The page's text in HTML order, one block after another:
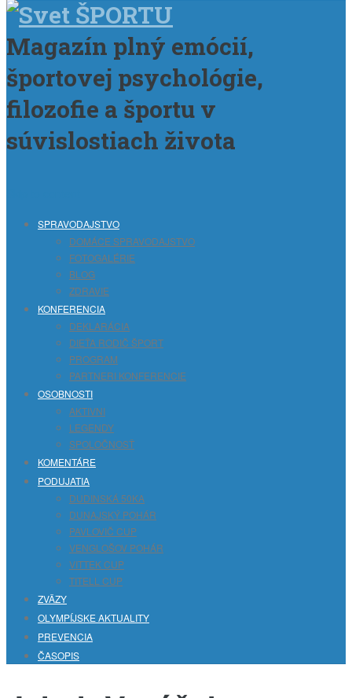
Magazín plný emócií,
športovej psychológie,
filozofie a športu v
súvislostiach života
SPRAVODAJSTVO
DOMÁCE SPRAVODAJSTVO
FOTOGALÉRIE
BLOG
ZDRAVIE
KONFERENCIA
DEKLARÁCIA
DIEŤA RODIČ ŠPORT
PROGRAM
PARTNERI KONFERENCIE
OSOBNOSTI
AKTIVNI
LEGENDY
SPOLOČNOSŤ
KOMENTÁRE
PODUJATIA
DUDINSKÁ 50KA
DUNAJSKÝ POHÁR
PAVLOVIČ CUP
VENGLOŠOV POHÁR
VITTEK CUP
TITELL CUP
ZVÄZY
OLYMPÍJSKE AKTUALITY
PREVENCIA
ČASOPIS